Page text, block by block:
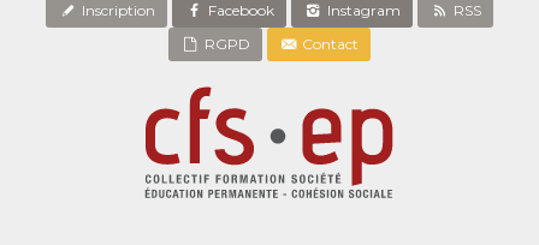
Inscription Facebook Instagram
RSS
RGPD
Contact